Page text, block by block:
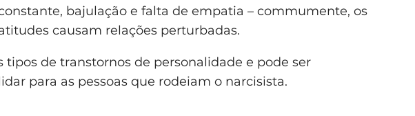
bajulação e falta de empatia – commumente, os
causam relações perturbadas.
tipos de transtornos de personalidade e pode ser
para as pessoas que rodeiam o narcisista.